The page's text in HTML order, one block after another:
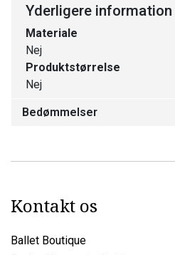
Yderligere information
Materiale
Nej
Produktstørrelse
Nej
Bedømmelser
Kontakt os
Ballet Boutique